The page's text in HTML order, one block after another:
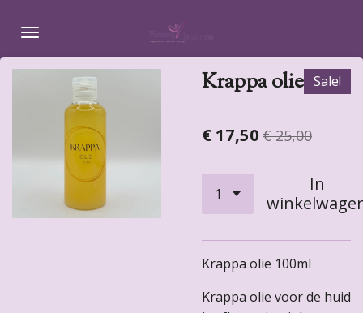
direct
naar
hoofdinhoud
Krappa olie Sale!
€ 17,50 € 25,00
In
Krappa olie 100ml
Krappa olie voor de huid